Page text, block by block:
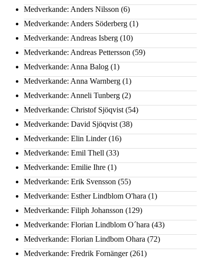
Medverkande: Anders Nilsson (6)
Medverkande: Anders Söderberg (1)
Medverkande: Andreas Isberg (10)
Medverkande: Andreas Pettersson (59)
Medverkande: Anna Balog (1)
Medverkande: Anna Warnberg (1)
Medverkande: Anneli Tunberg (2)
Medverkande: Christof Sjöqvist (54)
Medverkande: David Sjöqvist (38)
Medverkande: Elin Linder(16)
Medverkande: Emil Thell (33)
Medverkande: Emilie Ihre (1)
Medverkande: Erik Svensson (55)
Medverkande: Esther Lindblom O'hara (1)
Medverkande: Filiph Johansson (129)
Medverkande: Florian Lindblom O´hara (43)
Medverkande: Florian Lindbom Ohara (72)
Medverkande: Fredrik Fornänger(261)